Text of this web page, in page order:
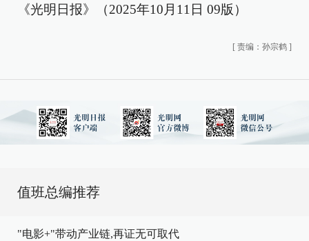
《光明日报》（2025年10月11日 09版）
[ 责编：孙宗鹤 ]
值班总编推荐
"电影+"带动产业链,再证无可取代